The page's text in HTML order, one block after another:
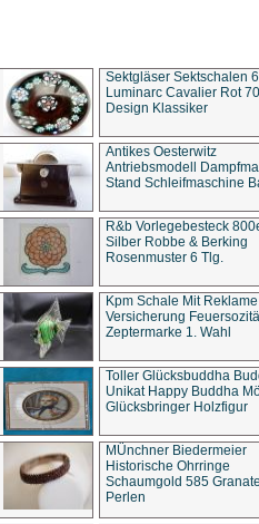
Sektgläser Sektschalen
Luminarc Cavalier Rot
Design Klassiker
Antikes Oesterwitz
Antriebsmodell
Stand Schleifmaschine
R&b Vorlegebesteck
Silber Robbe & Berking
Rosenmuster 6 Tlg.
Kpm Schale Mit Reklame
Versicherung
Zeptermarke 1. Wahl
Toller Glücksbuddha
Unikat Happy Buddha
Glücksbringer Holzfigur
MÜnchner Biedermeier
Historische Ohrringe
Schaumgold 585
Perlen